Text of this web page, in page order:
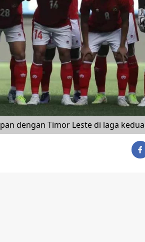
dengan Timor Leste di laga